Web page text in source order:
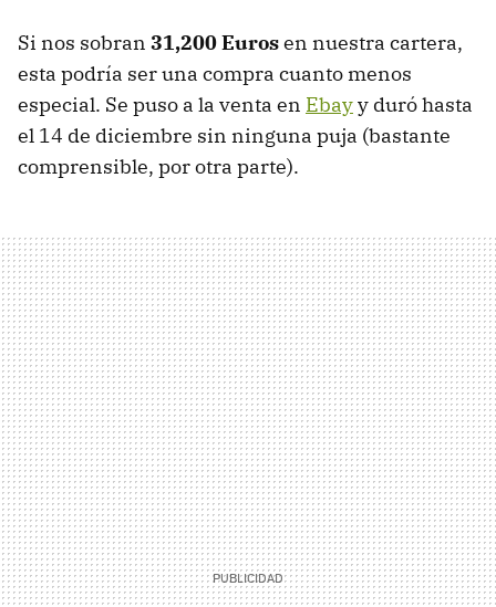
Si nos sobran 31,200 Eurosen nuestra cartera,
esta podría ser una compra cuanto menos
especial. Se puso a la venta en Ebayy duró hasta
el 14 de diciembre sin ninguna puja (bastante
comprensible, por otra parte).